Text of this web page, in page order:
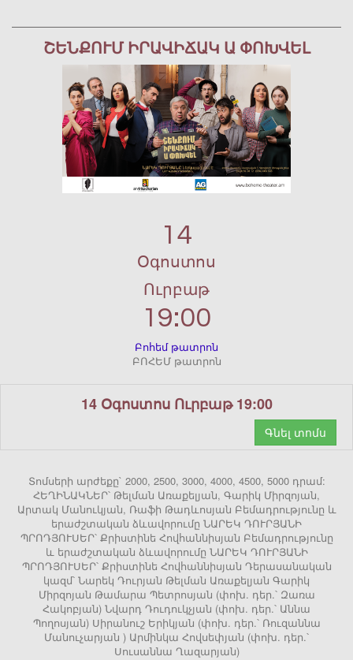
ՇԵՆՔՈՒՄ ԻՐԱՎԻՃԱԿ Ա ՓՈԽՎԵԼ
14
Օգոստոս
Ուրբաթ
19:00
Բոհեմ թատրոն
ԲՈՀԵՄ թատրոն
14 Օգոստոս Ուրբաթ 19:00
Գնել տոմս
Տոմսերի արժեքը` 2000, 2500, 3000, 4000, 4500, 5000 դրամ:
ՀԵՂԻՆԱԿՆԵՐ՝ Թելման Առաքելյան, Գարիկ Միրզոյան,
Արտակ Մանուկյան, Ռաֆի Թադևոսյան Բեմադրությունը և
երաժշտական ձևավորումը ՆԱՐԵԿ ԴՈՒՐՅԱՆԻ
ՊՐՈԴՅՈՒՍԵՐ՝ Քրիստինե Հովհաննիսյան Բեմադրությունը
և երաժշտական ձևավորումը ՆԱՐԵԿ ԴՈՒՐՅԱՆԻ
ՊՐՈԴՅՈՒՍԵՐ՝ Քրիստինե Հովհաննիսյան Դերասանական
կազմ՝ Նարեկ Դուրյան Թելման Առաքելյան Գարիկ
Միրզոյան Թամարա Պետրոսյան (փոխ. դեր.՝ Զառա
Հակոբյան) Նվարդ Դուդուկչյան (փոխ. դեր.՝ Աննա
Պողոսյան) Սիրանուշ Երիկյան (փոխ. դեր.՝ Ռուզաննա
Մանուչարյան ) Արմինկա Հովսեփյան (փոխ. դեր.՝
Սուսաննա Ղազարյան)